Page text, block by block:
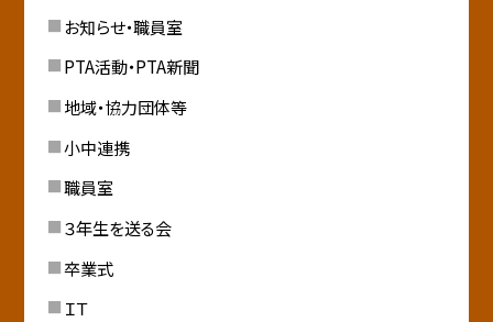
お知らせ・職員室
PTA活動・PTA新聞
地域・協力団体等
小中連携
職員室
３年生を送る会
卒業式
ＩＴ